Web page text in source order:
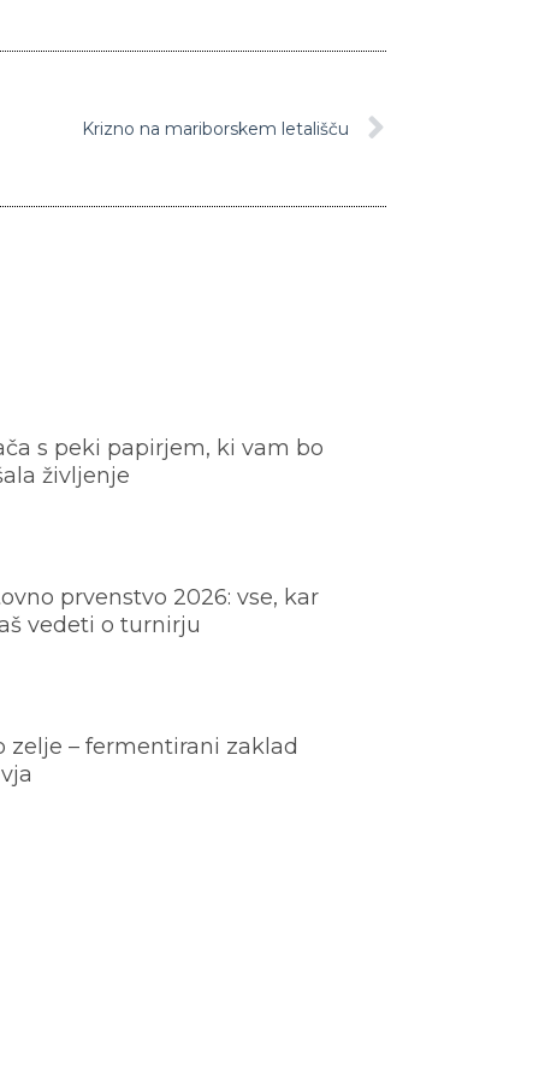
Krizno na mariborskem letališču
s peki papirjem, ki vam bo
življenje
prvenstvo 2026: vse, kar
vedeti o turnirju
zelje – fermentirani zaklad